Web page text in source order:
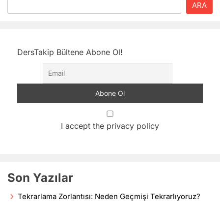
ARA
DersTakip Bültene Abone Ol!
I accept the privacy policy
Son Yazılar
Tekrarlama Zorlantısı: Neden Geçmişi Tekrarlıyoruz?